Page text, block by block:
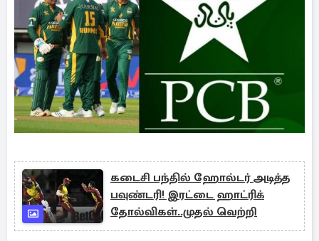
கடைசி பந்தில் ஹோல்டர் அடித்த
பவுண்டரி! இரட்டை ஹாட்ரிக்
தோல்விகள்..முதல் வெற்றி